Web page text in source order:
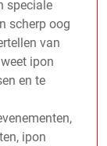
speciale
scherp oog
van
ipon
en te
ipon